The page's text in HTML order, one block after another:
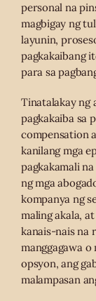
personal na
magbigay ng
layunin,
pagkakaibang
para sa
Tinatalakay ng
pagkakaiba sa
compensation
kanilang mga
pagkakamali
ng mga
kompanya ng
maling akala,
kanais-nais na
manggagawa o
opsyon, ang
malampasan